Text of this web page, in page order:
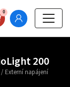
0
200
/ Externí napájení